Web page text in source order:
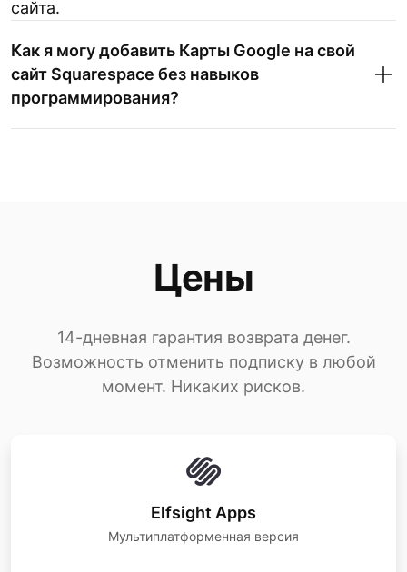
сайта.
Как я могу добавить Карты Google на свой
сайт Squarespace без навыков
программирования?
Цены
14-дневная гарантия возврата денег.
Возможность отменить подписку в любой
момент. Никаких рисков.
Elfsight Apps
Мультиплатформенная версия